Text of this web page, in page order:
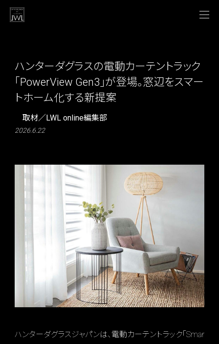
ハンターダグラスの電動カーテントラック
「PowerView Gen3」が登場。窓辺をスマー
トホーム化する新提案
取材／LWL online編集部
2026.6.22
ハンターダグラスジャパンは、電動カーテントラック「Smar